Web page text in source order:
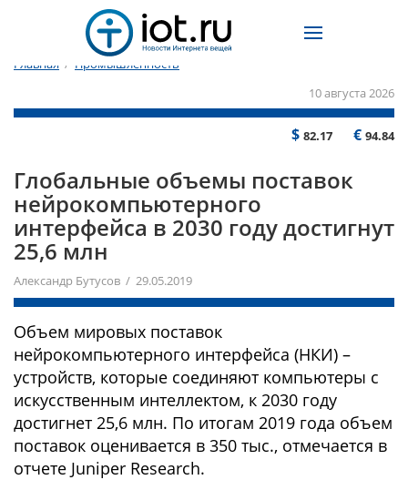
Главная / Промышленность
10 августа 2026
$ 82.17 € 94.84
Глобальные объемы поставок
нейрокомпьютерного
интерфейса в 2030 году достигнут
25,6 млн
Александр Бутусов / 29.05.2019
Объем мировых поставок
нейрокомпьютерного интерфейса (НКИ) –
устройств, которые соединяют компьютеры с
искусственным интеллектом, к 2030 году
достигнет 25,6 млн. По итогам 2019 года объем
поставок оценивается в 350 тыс., отмечается в
отчете Juniper Research.